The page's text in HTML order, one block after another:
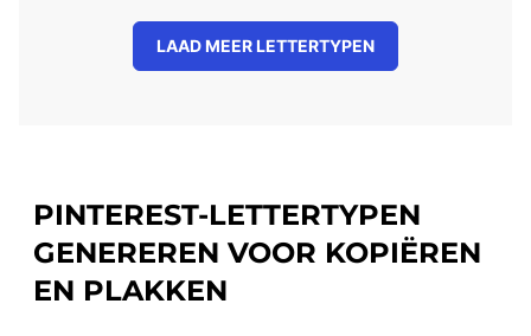
LAAD MEER LETTERTYPEN
PINTEREST-LETTERTYPEN
GENEREREN VOOR KOPIËREN
EN PLAKKEN